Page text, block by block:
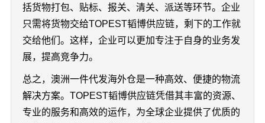
括货物打包、贴标、报关、清关、派送等环节。企业
只需将货物交给TOPEST韬博供应链，剩下的工作就
交给他们。这样，企业可以更加专注于自身的业务发
展，提高竞争力。
总之，澳洲一件代发海外仓是一种高效、便捷的物流
解决方案。TOPEST韬博供应链凭借其丰富的资源、
专业的服务和高效的运作，为全球企业提供了优质的